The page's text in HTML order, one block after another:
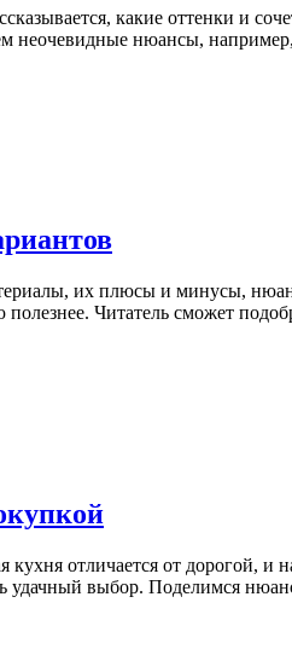
какие оттенки и
нюансы,
их плюсы и минусы,
Читатель сможет
отличается от дорогой,
удачный выбор. Поделимся